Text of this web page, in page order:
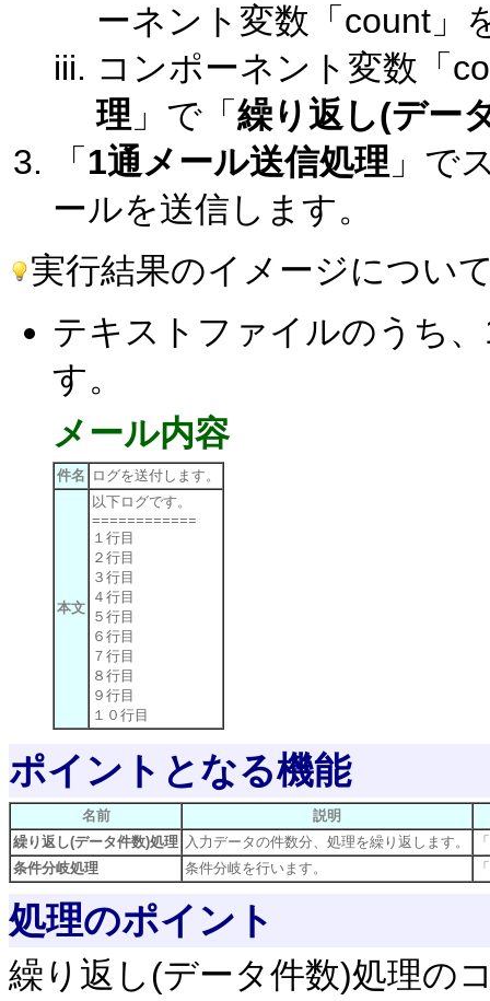
ーネント変数「count」
コンポーネント変数「
理 」で「 繰り返し(デー
「 1通メール送信処理 」で
ールを送信します。
実行結果のイメージについ
テキストファイルのうち
す。
メール内容
件名 ログを送付します。
本文
以下ログです。
============
１行目
２行目
３行目
４行目
５行目
６行目
７行目
８行目
９行目
１０行目
ポイントとなる機能
名前
説明
繰り返し(データ件数)処理 入力データの件数分、処理を繰り返します。
条件分岐処理
条件分岐を行います。
処理のポイント
繰り返し(データ件数)処理の